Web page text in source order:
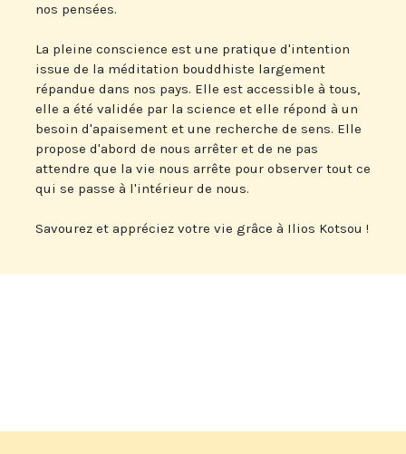
nos pensées.
La pleine conscience est une pratique d'intention
issue de la méditation bouddhiste largement
répandue dans nos pays. Elle est accessible à tous,
elle a été validée par la science et elle répond à un
besoin d'apaisement et une recherche de sens. Elle
propose d'abord de nous arrêter et de ne pas
attendre que la vie nous arrête pour observer tout ce
qui se passe à l'intérieur de nous.
Savourez et appréciez votre vie grâce à Ilios Kotsou !